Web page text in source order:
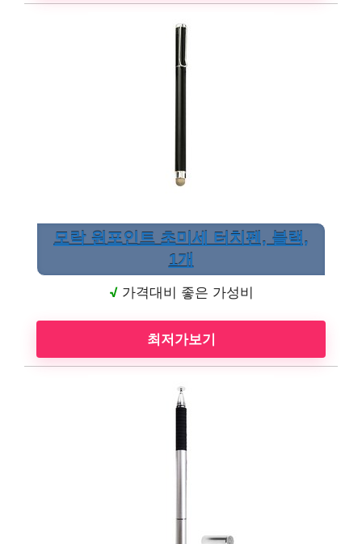
모락 원포인트 초미세 터치펜, 블랙,
1개
√가격대비 좋은 가성비
최저가보기